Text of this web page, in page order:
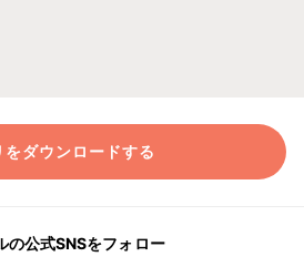
をダウンロードする
の公式SNSをフォロー